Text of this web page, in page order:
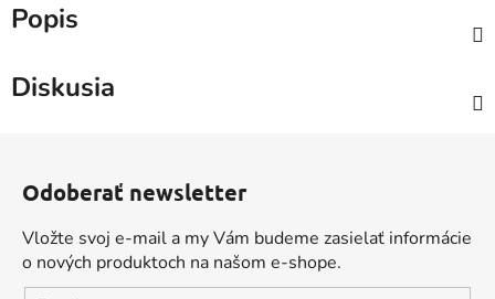
Popis
Diskusia
Odoberať newsletter
Vložte svoj e-mail a my Vám budeme zasielať informácie
o nových produktoch na našom e-shope.